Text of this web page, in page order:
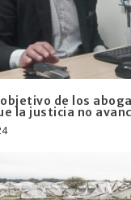
de los
la justicia no